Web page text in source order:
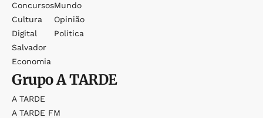
Concursos
Cultura
Digital
Salvador
Economia
Mundo
Opinião
Política
GrupoA TARDE
A TARDE
A TARDE FM